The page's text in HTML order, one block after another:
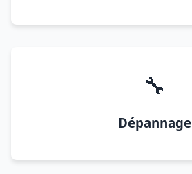
🔧
Dépannage